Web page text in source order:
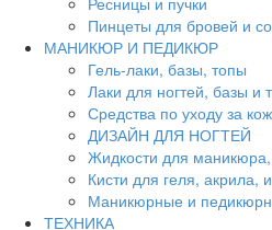
Пинцеты для бровей и
МАНИКЮР И ПЕДИКЮР
Гель-лаки, базы, топы
Лаки для ногтей, базы и
Средства по уходу за
ДИЗАЙН ДЛЯ НОГТЕЙ
Жидкости для
Кисти для геля, акрила,
Маникюрные и
ТЕХНИКА